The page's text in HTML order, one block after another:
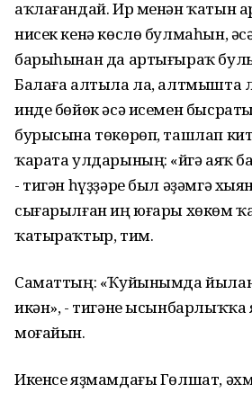
аҡлағандай. Ир менән ҡатын
нисек кенә көслө булмаһын,
барыһынан да артығыраҡ
Балаға алтыла ла, алтмышта
инде бөйөк әсә исемен
бурысына төкөрөп, ташлап
ҡарата улдарының: «Өйгә аяҡ
- тигән һүҙҙәре был әҙәмгә
сығарылған иң юғары хөкөм
ҡатыраҡтыр, тим.
Саматтың: «Ҡуйынымда
икән», - тигәне
моғайын.
Икенсе яҙмамдағы Гөлшат,